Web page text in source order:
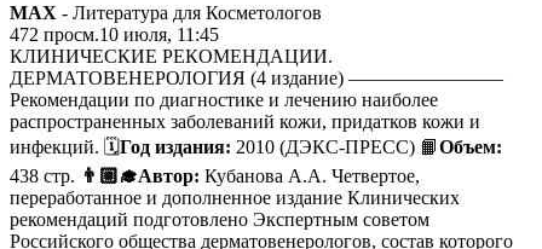
MAX - Литература для Косметологов
472 просм.10 июля, 11:45
КЛИНИЧЕСКИЕ РЕКОМЕНДАЦИИ.
ДЕРМАТОВЕНЕРОЛОГИЯ (4 издание) ————————
Рекомендации по диагностике и лечению наиболее
распространенных заболеваний кожи, придатков кожи и
инфекций. 🗓Год издания: 2010 (ДЭКС-ПРЕСС) 📙Объем:
438 стр. 👨🏼‍🎓Автор: Кубанова А.А. Четвертое,
переработанное и дополненное издание Клинических
рекомендаций подготовлено Экспертным советом
Российского общества дерматовенерологов, состав которого